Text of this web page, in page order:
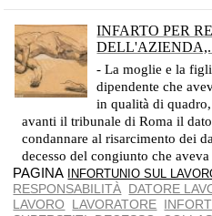
INFARTO PER
- La moglie e la
dipendente che
in qualità di
avanti il tribunale di Roma il
condannare al risarcimento dei
decesso del congiunto che
PAGINA INFORTUNIO SUL
RESPONSABILITÀ DATORE
LAVORO
LAVORATORE